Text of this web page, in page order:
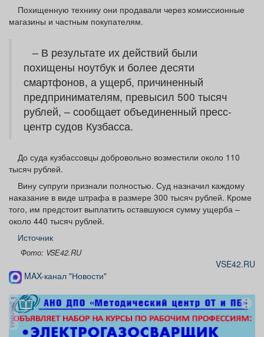
Похищенную технику они продавали через комиссионные
магазины и частным покупателям.
– В результате их действий были
похищены ноутбук и более десяти
смартфонов, а ущерб, причиненный
предпринимателям, превысил 500 тысяч
рублей, – сообщает объединенный пресс-
центр судов Кузбасса.
До суда кузбассовцы добровольно возместили около 110
тысяч рублей.
Вину супруги признали полностью. Суд назначил каждому
наказание в виде штрафа в размере 300 тысяч рублей. Кроме
того, им предстоит выплатить оставшуюся сумму ущерба –
около 440 тысяч рублей.
Источник
Фото: VSЕ42.RU
VSE42.RU
MAX-канал "Новости"
реклама